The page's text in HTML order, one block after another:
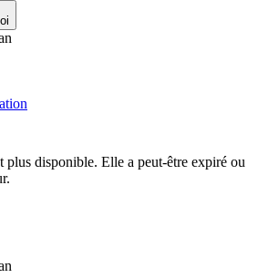
plus disponible. Elle a peut-être expiré ou